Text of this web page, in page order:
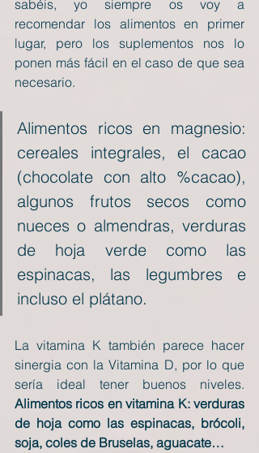
sabéis, yo siempre os voy a
recomendar los alimentos en primer
lugar, pero los suplementos nos lo
ponen más fácil en el caso de que sea
necesario.
Alimentos ricos en magnesio:
cereales integrales, el cacao
(chocolate con alto %cacao),
algunos frutos secos como
nueces o almendras, verduras
de hoja verde como las
espinacas, las legumbres e
incluso el plátano.
La vitamina K también parece hacer
sinergia con la Vitamina D, por lo que
Alimentos ricos en vitamina K: verduras
de hoja como las espinacas, brócoli,
soja, coles de Bruselas, aguacate…